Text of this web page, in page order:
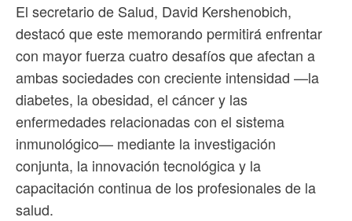
El secretario de Salud, David Kershenobich,
destacó que este memorando permitirá enfrentar
con mayor fuerza cuatro desafíos que afectan a
ambas sociedades con creciente intensidad —la
diabetes, la obesidad, el cáncer y las
enfermedades relacionadas con el sistema
inmunológico— mediante la investigación
conjunta, la innovación tecnológica y la
capacitación continua de los profesionales de la
salud.